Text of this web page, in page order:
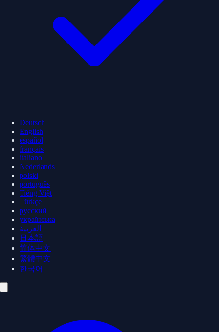
Deutsch
English
español
français
italiano
Nederlands
polski
português
Tiếng Việt
Türkçe
русский
українська
العربية
日本語
简体中文
繁體中文
한국어